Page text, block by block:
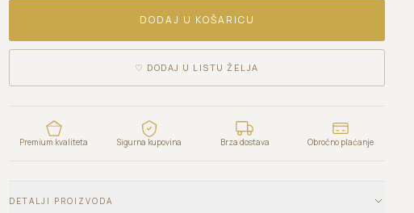
DODAJ U KOŠARICU
♡ DODAJ U LISTU ŽELJA
Premium kvaliteta Sigurna kupovina Brza dostava Obročno plaćanje
DETALJI PROIZVODA